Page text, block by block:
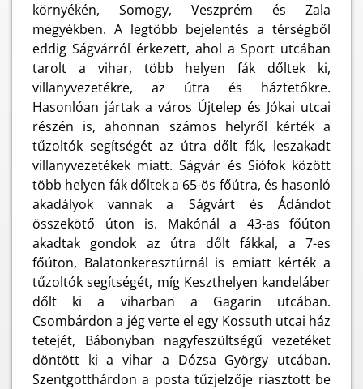
környékén, Somogy, Veszprém és Zala
megyékben. A legtöbb bejelentés a térségből
eddig Ságvárról érkezett, ahol a Sport utcában
tarolt a vihar, több helyen fák dőltek ki,
villanyvezetékre, az útra és háztetőkre.
Hasonlóan jártak a város Újtelep és Jókai utcai
részén is, ahonnan számos helyről kérték a
tűzoltók segítségét az útra dőlt fák, leszakadt
villanyvezetékek miatt. Ságvár és Siófok között
több helyen fák dőltek a 65-ös főútra, és hasonló
akadályok vannak a Ságvárt és Ádándot
összekötő úton is. Makónál a 43-as főúton
akadtak gondok az útra dőlt fákkal, a 7-es
főúton, Balatonkeresztúrnál is emiatt kérték a
tűzoltók segítségét, míg Keszthelyen kandeláber
dőlt ki a viharban a Gagarin utcában.
Csombárdon a jég verte el egy Kossuth utcai ház
tetejét, Bábonyban nagyfeszültségű vezetéket
döntött ki a vihar a Dózsa György utcában.
Szentgotthárdon a posta tűzjelzője riasztott be